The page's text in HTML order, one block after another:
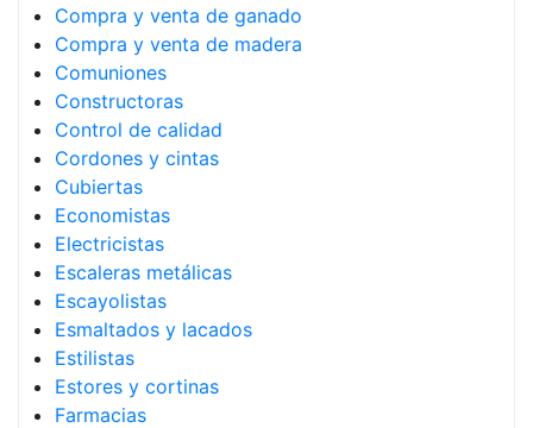
Compra y venta de ganado
Compra y venta de madera
Comuniones
Constructoras
Control de calidad
Cordones y cintas
Cubiertas
Economistas
Electricistas
Escaleras metálicas
Escayolistas
Esmaltados y lacados
Estilistas
Estores y cortinas
Farmacias